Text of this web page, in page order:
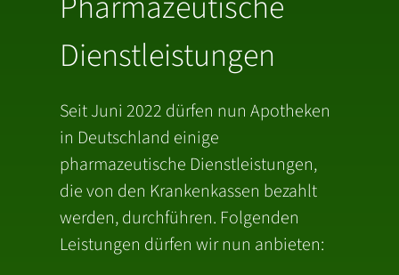
Dienstleistungen
Seit Juni 2022 dürfen nun Apotheken
in Deutschland einige
pharmazeutische Dienstleistungen,
die von den Kran­ken­kassen bezahlt
werden, durchführen. Folgenden
Leistungen dürfen wir nun anbieten: